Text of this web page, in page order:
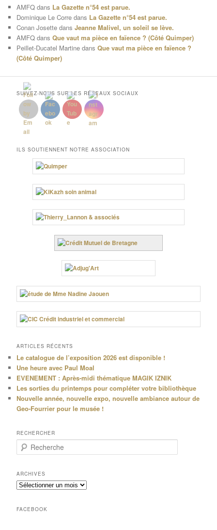
AMFQ dans La Gazette n°54 est parue.
Dominique Le Corre dans La Gazette n°54 est parue.
Conan Josette dansJeanne Malivel, un soleil se lève.
AMFQ dansQue vaut ma pièce en faïence ? (Côté Quimper)
Peillet-Ducatel Martine dansQue vaut ma pièce en faïence ?
(Côté Quimper)
SUIVEZ-NOUS SUR LES RÉSEAUX SOCIAUX
ILS SOUTIENNENT NOTRE ASSOCIATION
ARTICLES RÉCENTS
Le catalogue de l’exposition 2026 est disponible !
Une heure avec Paul Moal
EVENEMENT : Après-midi thématique MAGIK IZNIK
Les sorties du printemps pour compléter votre bibliothèque
Nouvelle année, nouvelle expo, nouvelle ambiance autour de
Geo-Fourrier pour le musée !
RECHERCHER
e
h
e
r
h
ARCHIVES
Archives
FACEBOOK